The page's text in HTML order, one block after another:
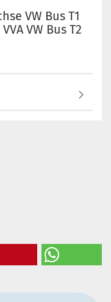
VW Bus T1
VW Bus T2